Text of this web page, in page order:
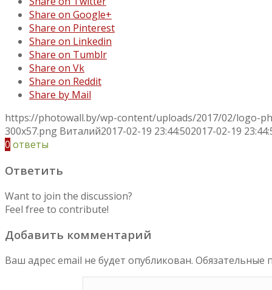
Share on Google+
Share on Pinterest
Share on Linkedin
Share on Tumblr
Share on Vk
Share on Reddit
Share by Mail
https://photowall.by/wp-content/uploads/2017/02/logo-
300x57.png Виталий2017-02-19 23:44:502017-02-19
0 ответы
Ответить
Want to join the discussion?
Feel free to contribute!
Добавить комментарий
Ваш адрес email не будет опубликован. Обязательные